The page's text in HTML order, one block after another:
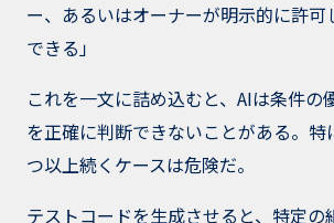
ー、あるいはオーナーが明示的に許
できる」
これを一文に詰め込むと、AIは条件の
を正確に判断できないことがある。特
つ以上続くケースは危険だ。
テストコードを生成させると、特定の